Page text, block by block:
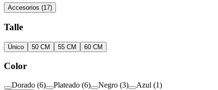
Accesorios (17)
Talle
Único 50 CM 55 CM 60 CM
Color
Dorado (6) Plateado (6) Negro (3) Azul (1)